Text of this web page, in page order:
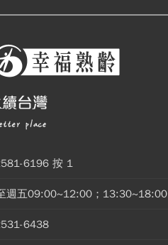
6196 按 1
週五09:00~12:00；13:30~18:00
6438